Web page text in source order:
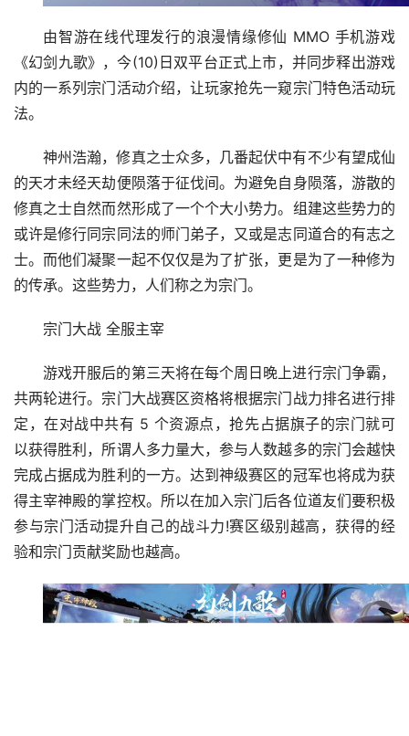
由智游在线代理发行的浪漫情缘修仙 MMO 手机游戏
《幻剑九歌》，今(10)日双平台正式上市，并同步释出游戏
内的一系列宗门活动介绍，让玩家抢先一窥宗门特色活动玩
法。
神州浩瀚，修真之士众多，几番起伏中有不少有望成仙
的天才未经天劫便陨落于征伐间。为避免自身陨落，游散的
修真之士自然而然形成了一个个大小势力。组建这些势力的
或许是修行同宗同法的师门弟子，又或是志同道合的有志之
士。而他们凝聚一起不仅仅是为了扩张，更是为了一种修为
的传承。这些势力，人们称之为宗门。
宗门大战 全服主宰
游戏开服后的第三天将在每个周日晚上进行宗门争霸，
共两轮进行。宗门大战赛区资格将根据宗门战力排名进行排
定，在对战中共有 5 个资源点，抢先占据旗子的宗门就可
以获得胜利，所谓人多力量大，参与人数越多的宗门会越快
完成占据成为胜利的一方。达到神级赛区的冠军也将成为获
得主宰神殿的掌控权。所以在加入宗门后各位道友们要积极
参与宗门活动提升自己的战斗力!赛区级别越高，获得的经
验和宗门贡献奖励也越高。